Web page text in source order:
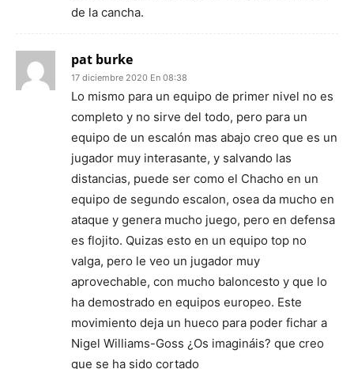
de la cancha.
pat burke
17 diciembre 2020 En 08:38
Lo mismo para un equipo de primer nivel no es
completo y no sirve del todo, pero para un
equipo de un escalón mas abajo creo que es un
jugador muy interasante, y salvando las
distancias, puede ser como el Chacho en un
equipo de segundo escalon, osea da mucho en
ataque y genera mucho juego, pero en defensa
es flojito. Quizas esto en un equipo top no
valga, pero le veo un jugador muy
aprovechable, con mucho baloncesto y que lo
ha demostrado en equipos europeo. Este
movimiento deja un hueco para poder fichar a
Nigel Williams-Goss ¿Os imagináis? que creo
que se ha sido cortado